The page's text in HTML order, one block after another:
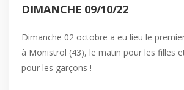
DIMANCHE 09/10/22
Dimanche 02 octobre a eu lieu le
à Monistrol (43), le matin pour les filles
pour les garçons !